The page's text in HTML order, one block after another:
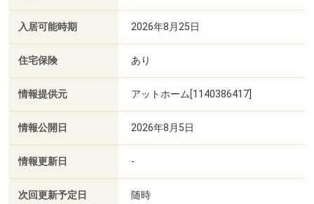
入居可能時期 2026年8月25日
住宅保険 あり
情報提供元 アットホーム[1140386417]
情報公開日 2026年8月5日
情報更新日 -
次回更新予定日 随時